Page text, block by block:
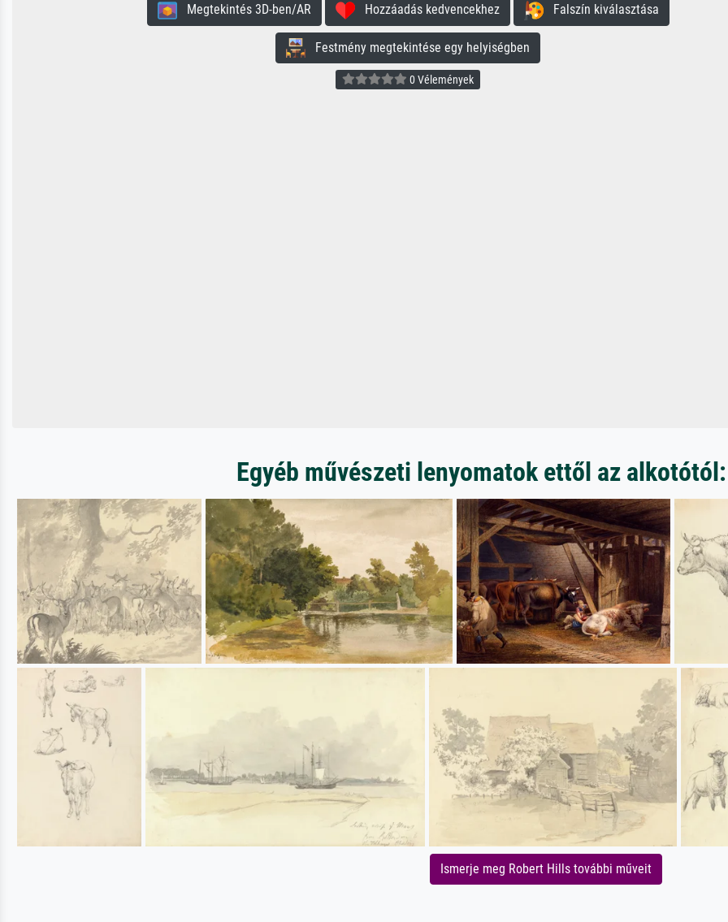
Megtekintés 3D-ben/AR Hozzáadás kedvencekhez Falszín kiválasztása
Festmény megtekintése egy helyiségben
0 Vélemények
Egyéb művészeti lenyomatok ettől az
Ismerje meg Robert Hills további műveit